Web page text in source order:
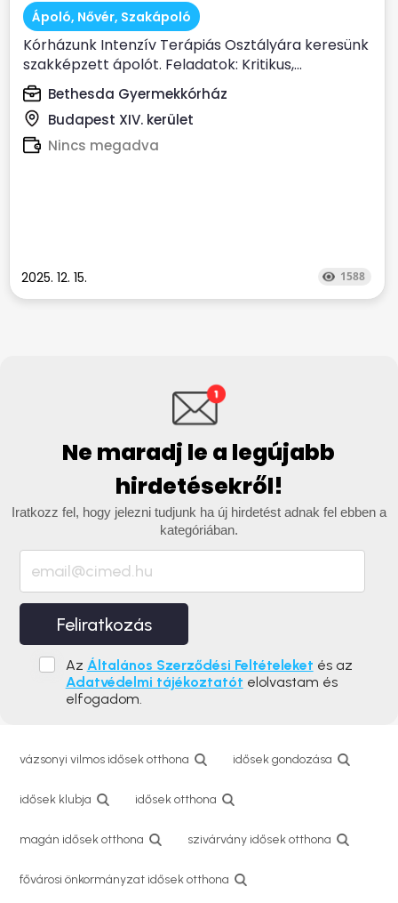
Ápoló, Nővér, Szakápoló
Kórházunk Intenzív Terápiás Osztályára keresünk
szakképzett ápolót. Feladatok: Kritikus,...
Bethesda Gyermekkórház
Budapest XIV. kerület
Nincs megadva
2025. 12. 15. 1588
Ne maradj le a legújabb
hirdetésekről!
Iratkozz fel, hogy jelezni tudjunk ha új hirdetést adnak fel ebben a
kategóriában.
Feliratkozás
Az Általános Szerződési Feltételeket és az
Adatvédelmi tájékoztatót elolvastam és
elfogadom.
vázsonyi vilmos idősek otthona idősek gondozása
idősek klubja idősek otthona
magán idősek otthona szivárvány idősek otthona
fővárosi önkormányzat idősek otthona